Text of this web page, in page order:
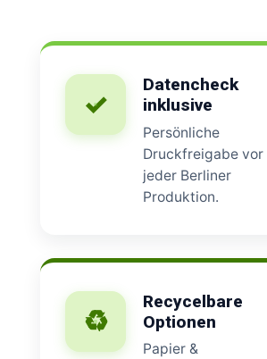
✓
Datencheck
inklusive
Persönliche
Druckfreigabe vor
jeder Berliner
Produktion.
♻
Recycelbare
Optionen
Papier &